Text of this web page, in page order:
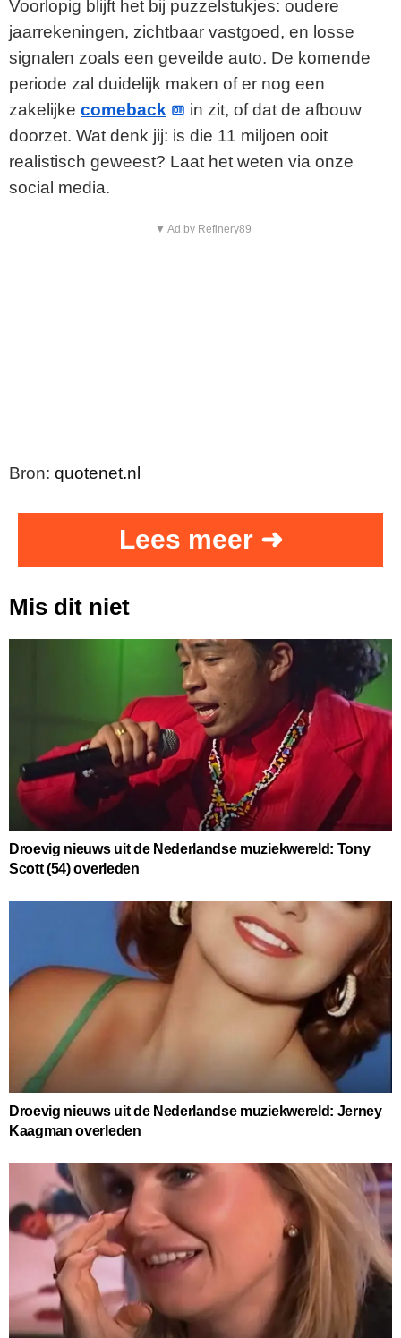
Voorlopig blijft het bij puzzelstukjes: oudere
jaarrekeningen, zichtbaar vastgoed, en losse
signalen zoals een geveilde auto. De komende
periode zal duidelijk maken of er nog een
zakelijke comeback
in zit, of dat de afbouw
doorzet. Wat denk jij: is die 11 miljoen ooit
realistisch geweest? Laat het weten via onze
social media.
▼ Ad by Refinery89
Bron: quotenet.nl
Lees meer ➜
Mis dit niet
Droevig nieuws uit de Nederlandse muziekwereld: Tony
Scott (54) overleden
Droevig nieuws uit de Nederlandse muziekwereld: Jerney
Kaagman overleden